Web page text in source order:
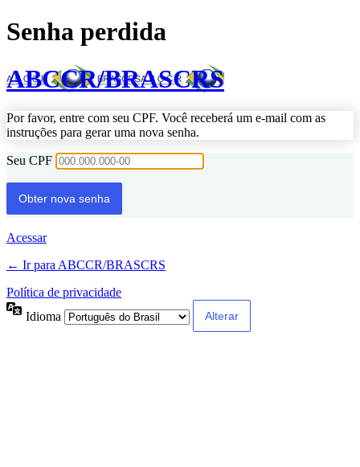
Senha perdida
ABCCR/BRASCRS
Por favor, entre com seu CPF. Você receberá um e-mail com as
instruções para gerar uma nova senha.
Seu CPF
Acessar
← Ir para ABCCR/BRASCRS
Política de privacidade
Idioma